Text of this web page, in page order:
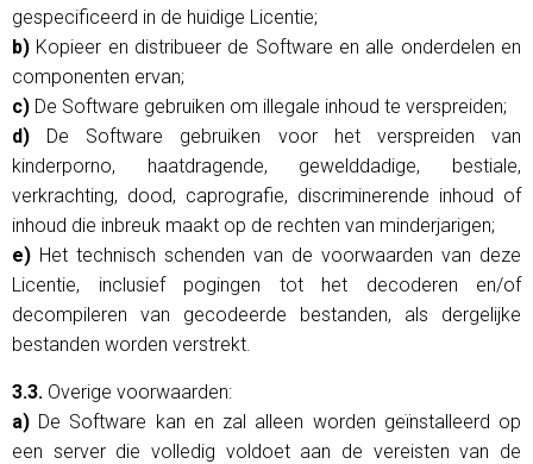
gespecificeerd in de huidige Licentie;
b) Kopieer en distribueer de Software en alle onderdelen en
componenten ervan;
c) De Software gebruiken om illegale inhoud te verspreiden;
d) De Software gebruiken voor het verspreiden van
kinderporno, haatdragende, gewelddadige, bestiale,
verkrachting, dood, caprografie, discriminerende inhoud of
inhoud die inbreuk maakt op de rechten van minderjarigen;
e) Het technisch schenden van de voorwaarden van deze
Licentie, inclusief pogingen tot het decoderen en/of
decompileren van gecodeerde bestanden, als dergelijke
bestanden worden verstrekt.
3.3. Overige voorwaarden:
a) De Software kan en zal alleen worden geïnstalleerd op
een server die volledig voldoet aan de vereisten van de